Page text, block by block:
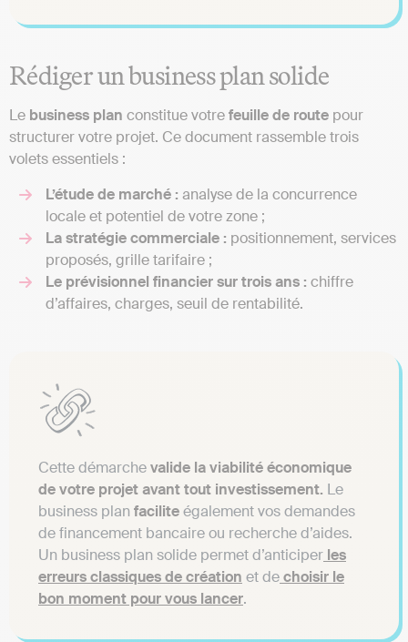
Rédiger un business plan solide
Le business plan constitue votrefeuille de route pour
structurer votre projet. Ce document rassemble trois
volets essentiels :
L’étude de marché : analyse de la concurrence
locale et potentiel de votre zone ;
La stratégie commerciale : positionnement, services
proposés, grille tarifaire ;
Le prévisionnel financier sur trois ans : chiffre
d’affaires, charges, seuil de rentabilité.
Cette démarchevalide la viabilité économique
de votre projet avant tout investissement. Le
business plan faciliteégalement vos demandes
de financement bancaire ou recherche d’aides.
Un business plan solide permet d’anticiper les
erreurs classiques de création et dechoisir le
bon moment pour vous lancer.